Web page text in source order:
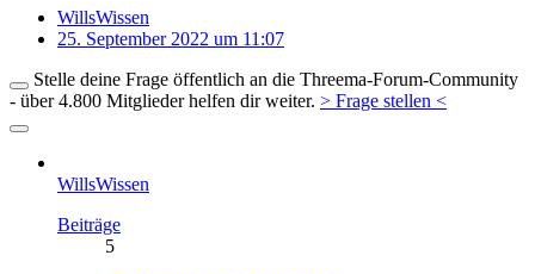
WillsWissen
25. September 2022 um 11:07
Stelle deine Frage öffentlich an die Threema-Forum-Community
- über 4.800 Mitglieder helfen dir weiter. > Frage stellen <
WillsWissen
Beiträge
5